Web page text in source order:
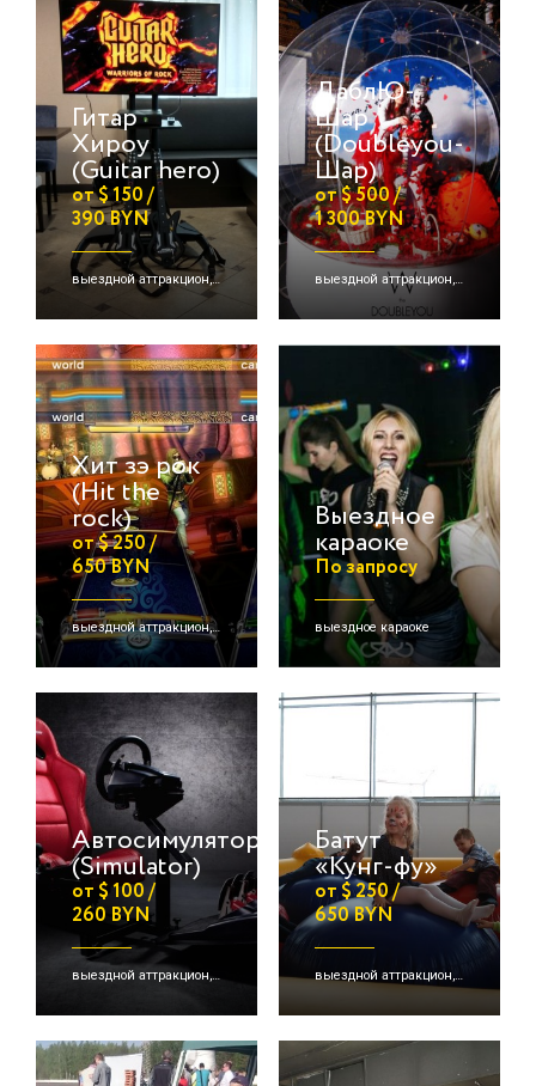
Гитар
Хироу
(Guitar hero)
от $ 150 /
390 BYN
выездной аттракцион, командная игра
ДаблЮ-
Шар
(Doubleyou-
Шар)
от $ 500 /
1 300 BYN
выездной аттракцион, детские активации, надувные аттракционы/игры
Хит зэ рок
(Hit the
rock)
от $ 250 /
650 BYN
выездной аттракцион, выездная игра, детские активации и др.
Выездное
караоке
По запросу
выездное караоке
Автосимулятор
(Simulator)
от $ 100 /
260 BYN
выездной аттракцион, авто- и авиасимуляторы, детские активации и др.
Батут
«Кунг-фу»
от $ 250 /
650 BYN
выездной аттракцион, батуты, детские активации